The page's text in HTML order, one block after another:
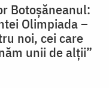
Botoșăneanul:
Olimpiada –
noi, cei care
unii de alții”